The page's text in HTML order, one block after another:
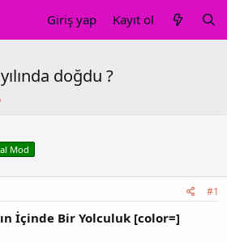
Giriş yap Kayıt ol
doğdu ?
Mod
#1
İçinde Bir Yolculuk [color=]